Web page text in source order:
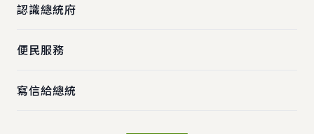
認識總統府
便民服務
寫信給總統